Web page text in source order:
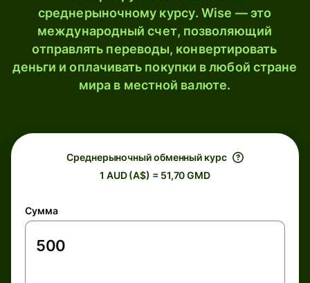
среднерыночному курсу. Wise — это
международный счет, позволяющий
отправлять переводы, конвертировать
деньги и оплачивать покупки в любой стране
мира в местной валюте.
Среднерыночный обменный курс
1 AUD (A$) = 51,70 GMD
Сумма